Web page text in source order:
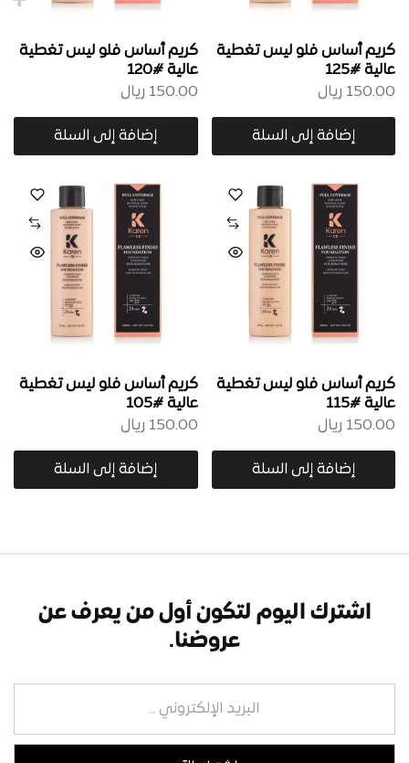
كريم أساس فلو ليس تغطية
عالية #125
150.00 ريال
إضافة إلى السلة
كريم أساس فلو ليس تغطية
عالية #120
150.00 ريال
إضافة إلى السلة
كريم أساس فلو ليس تغطية
عالية #115
150.00 ريال
إضافة إلى السلة
كريم أساس فلو ليس تغطية
عالية #105
150.00 ريال
إضافة إلى السلة
اشترك اليوم لتكون أول من يعرف عن
عروضنا.